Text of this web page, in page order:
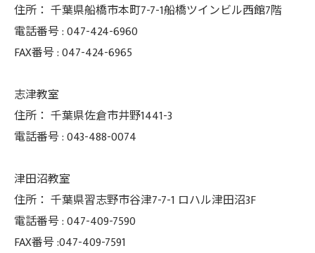
住所： 千葉県船橋市本町7-7-1船橋ツインビル西館7階
電話番号 :047-424-6960
FAX番号 :047-424-6965
志津教室
住所： 千葉県佐倉市井野1441-3
電話番号 :043-488-0074
津田沼教室
住所： 千葉県習志野市谷津7-7-1 ロハル津田沼3F
電話番号 :047-409-7590
FAX番号 :047-409-7591